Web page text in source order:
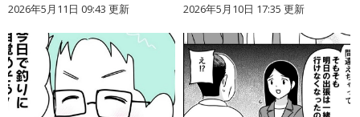
2026年5月11日 09:43 更新 2026年5月10日 17:35 更新